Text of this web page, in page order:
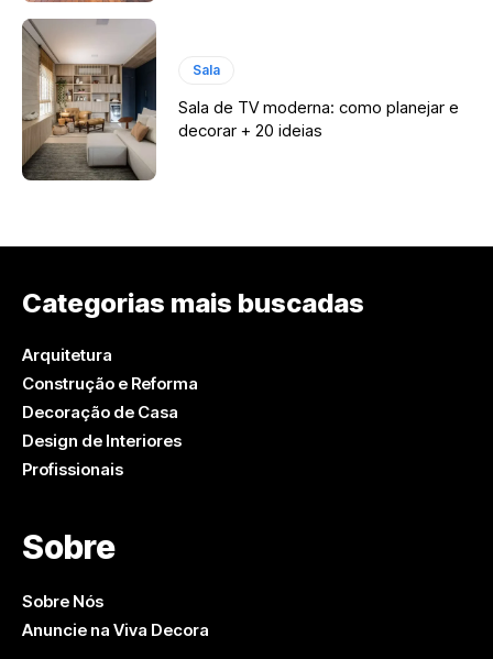
Sala
Sala de TV moderna: como planejar e
decorar + 20 ideias
Categorias mais buscadas
Arquitetura
Construção e Reforma
Decoração de Casa
Design de Interiores
Profissionais
Sobre
Sobre Nós
Anuncie na Viva Decora